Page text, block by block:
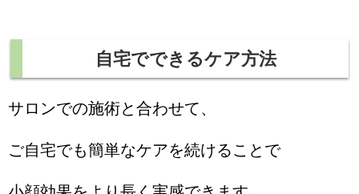
自宅でできるケア方法
サロンでの施術と合わせて、
ご自宅でも簡単なケアを続けることで